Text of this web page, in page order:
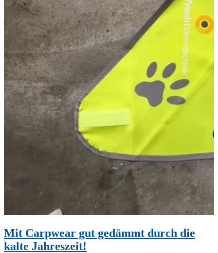
Mit Carpwear gut gedämmt durch die
kalte Jahreszeit!